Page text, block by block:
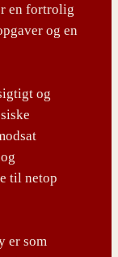
en fortrolig
og en
og
til netop
er som